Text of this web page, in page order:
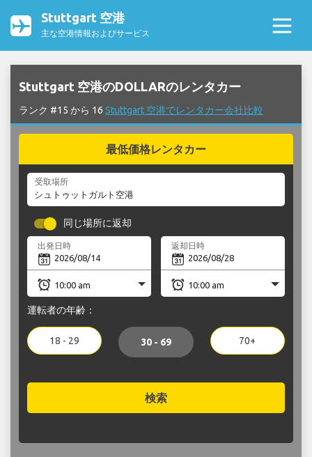
Stuttgart 空港
主な空港情報およびサービス
Stuttgart 空港のDOLLARのレンタカー
ランク #15 から 16 Stuttgart 空港でレンタカー会社比較
最低価格レンタカー
受取場所
同じ場所に返却
出発日時 返却日時
運転者の年齢：
18 - 29 30 - 69 70+
検索